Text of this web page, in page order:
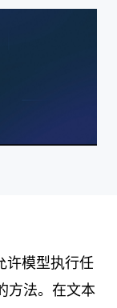
模型执行任
方法。在文本